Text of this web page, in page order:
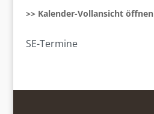
>> Kalender-Vollansicht öffnen
SE-Termine